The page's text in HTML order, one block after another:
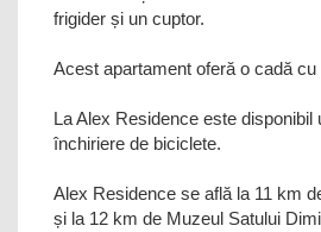
frigider și un cuptor.
Acest apartament oferă o cadă cu
La Alex Residence este disponibil
închiriere de biciclete.
Alex Residence se află la 11 km
și la 12 km de Muzeul Satului